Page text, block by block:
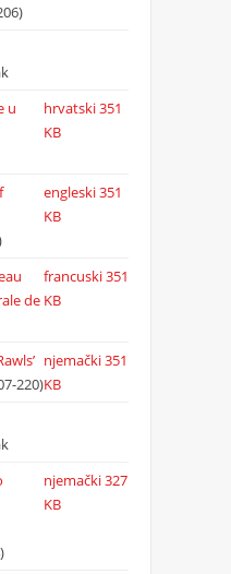
u
hrvatski351
KB
engleski351
KB
de
francuski351
KB
220)
njemački351
KB
njemački327
KB